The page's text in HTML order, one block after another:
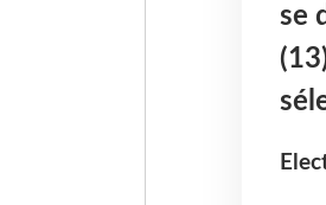
se